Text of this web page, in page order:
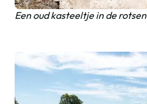
Een oud kasteeltje in de rotsen